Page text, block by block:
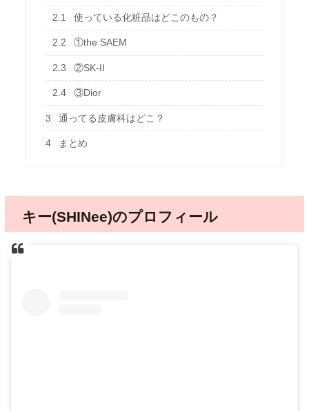
2.1 使っている化粧品はどこのもの？
2.2 ①the SAEM
2.3 ②SK-II
2.4 ③Dior
3 通ってる皮膚科はどこ？
4 まとめ
キー(SHINee)のプロフィール